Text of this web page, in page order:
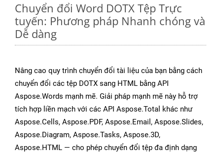
Chuyển đổi Word DOTX Tệp Trực
tuyến: Phương pháp Nhanh chóng và
Dễ dàng
Nâng cao quy trình chuyển đổi tài liệu của bạn bằng cách
chuyển đổi các tệp DOTX sang HTML bằng API
Aspose.Words mạnh mẽ. Giải pháp mạnh mẽ này hỗ trợ
tích hợp liền mạch với các API Aspose.Total khác như
Aspose.Cells, Aspose.PDF, Aspose.Email, Aspose.Slides,
Aspose.Diagram, Aspose.Tasks, Aspose.3D,
Aspose.HTML — cho phép chuyển đổi tệp đa định dạng